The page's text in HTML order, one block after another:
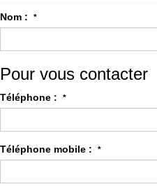
Nom : *
Pour vous contacter
Téléphone : *
Téléphone mobile : *